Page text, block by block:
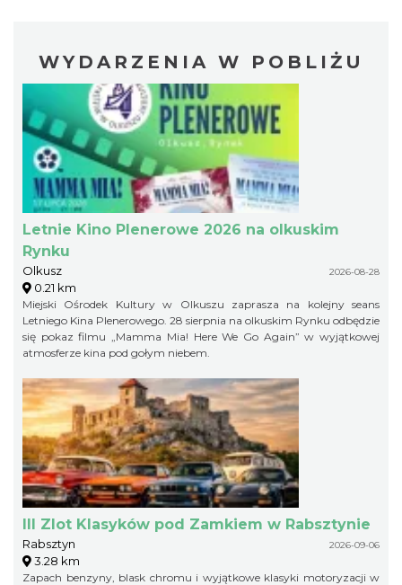
WYDARZENIA W POBLIŻU
Letnie Kino Plenerowe 2026 na olkuskim
Rynku
Olkusz 2026-08-28
0.21 km
Miejski Ośrodek Kultury w Olkuszu zaprasza na kolejny seans
Letniego Kina Plenerowego. 28 sierpnia na olkuskim Rynku odbędzie
się pokaz filmu „Mamma Mia! Here We Go Again” w wyjątkowej
atmosferze kina pod gołym niebem.
III Zlot Klasyków pod Zamkiem w Rabsztynie
Rabsztyn 2026-09-06
3.28 km
Zapach benzyny, blask chromu i wyjątkowe klasyki motoryzacji w